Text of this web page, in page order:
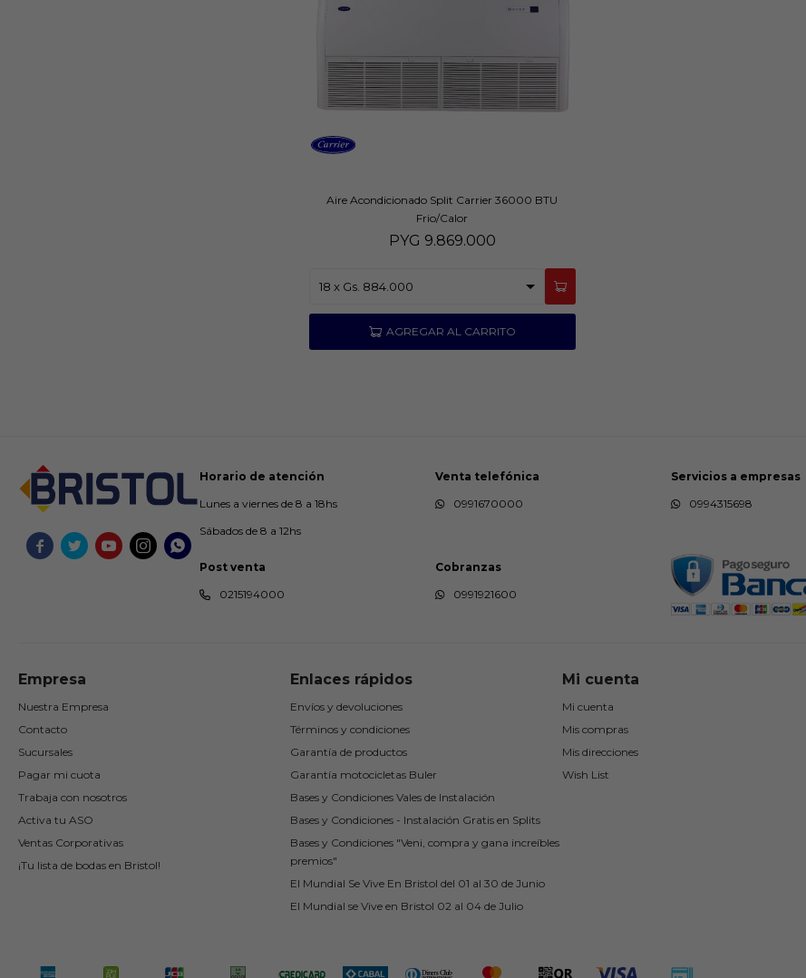
Aire Acondicionado Split Carrier 36000 BTU
Frio/Calor
PYG 9.869.000
    
Horario de atención
Lunes a viernes de 8 a 18hs
Sábados de 8 a 12hs
Venta telefónica
0991670000
Servicios a empresas
0994315698
Post venta
0215194000
Cobranzas
0991921600
Empresa
Nuestra Empresa
Contacto
Sucursales
Pagar mi cuota
Trabaja con nosotros
Activa tu ASO
Ventas Corporativas
¡Tu lista de bodas en Bristol!
Enlaces rápidos
Envíos y devoluciones
Términos y condiciones
Garantía de productos
Garantía motocicletas Buler
Bases y Condiciones Vales de Instalación
Bases y Condiciones - Instalación Gratis en Splits
Bases y Condiciones "Veni, compra y gana increíbles
premios"
El Mundial Se Vive En Bristol del 01 al 30 de Junio
El Mundial se Vive en Bristol 02 al 04 de Julio
Mi cuenta
Mi cuenta
Mis compras
Mis direcciones
Wish List